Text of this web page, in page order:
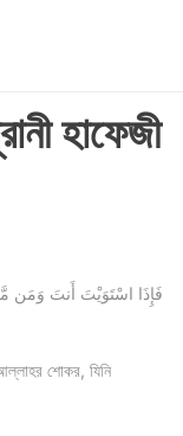
হাফেজী
শোকর, যিনি